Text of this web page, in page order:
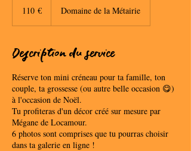
110 € Domaine de la Métairie
Description du service
Réserve ton mini créneau pour ta famille, ton
couple, ta grossesse (ou autre belle occasion 😋)
à l'occasion de Noël.
Tu profiteras d'un décor créé sur mesure par
Mégane de Locamour.
6 photos sont comprises que tu pourras choisir
dans ta galerie en ligne !